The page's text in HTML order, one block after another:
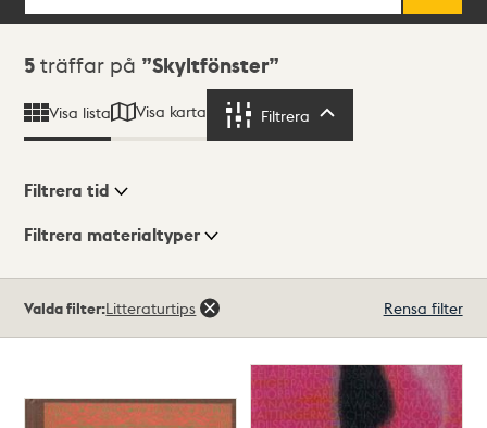
Sökresultat
5 träffar på Skyltfönster
Visa lista Visa karta Filtrera
Visningsläge
Filtrera tid
Filtrera materialtyper
träffar
Valda filter:Litteraturtips Rensa filter